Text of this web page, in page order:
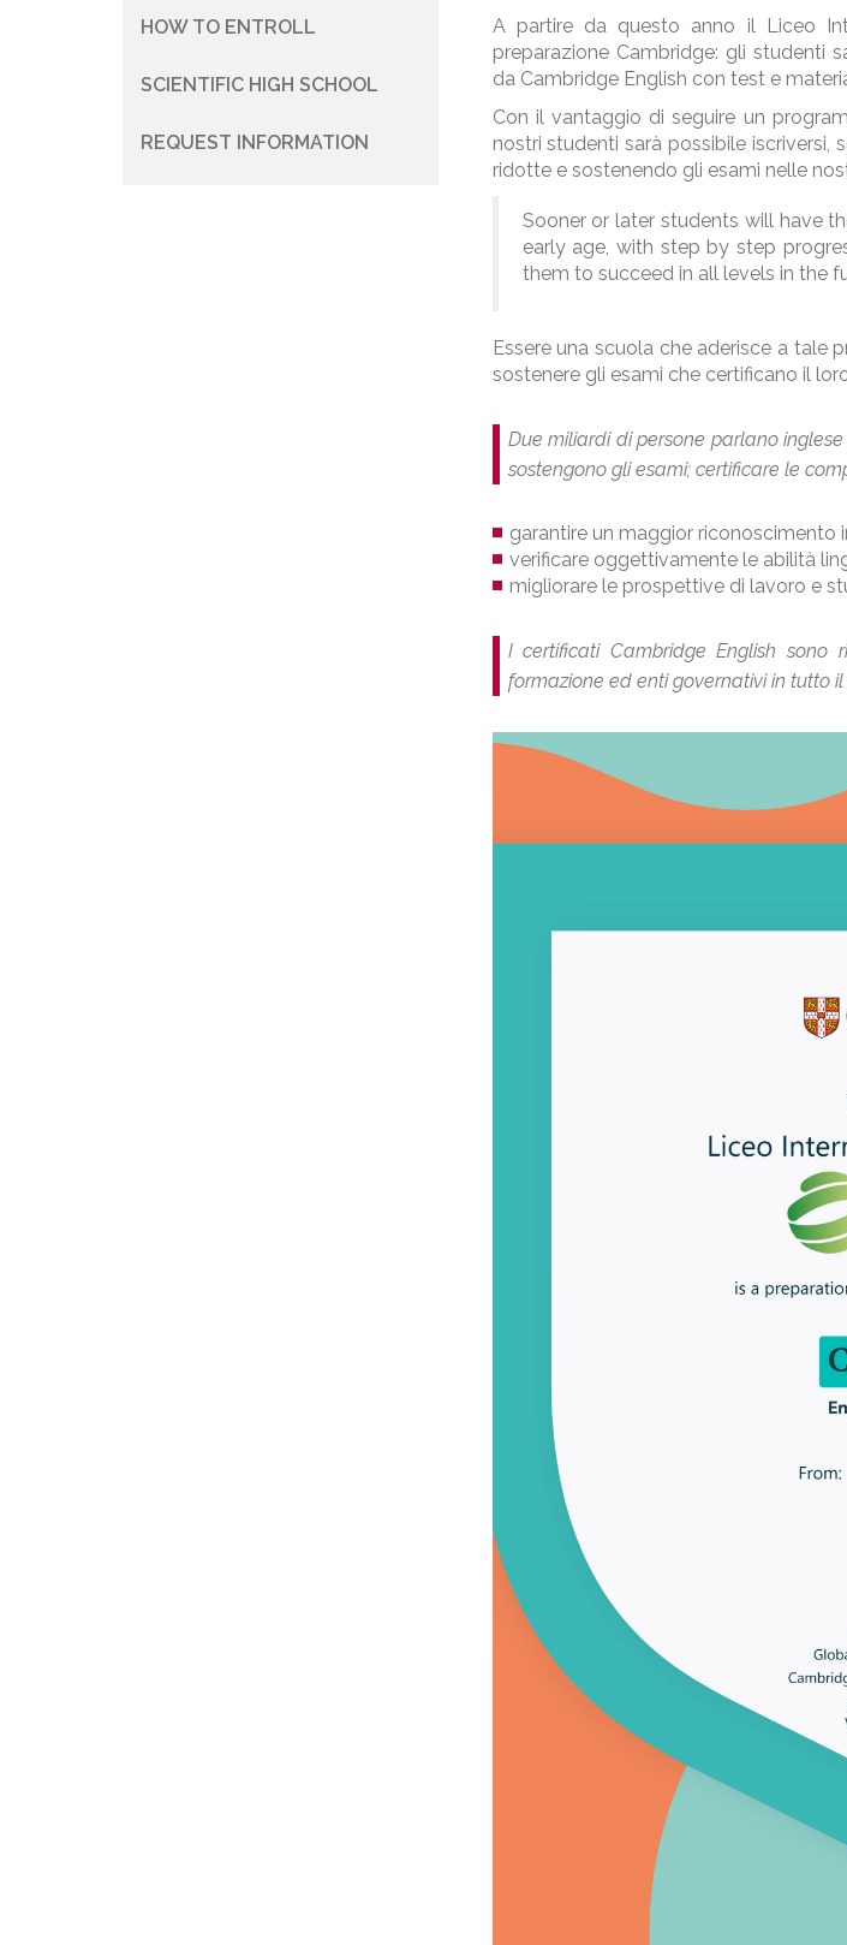
HOW TO ENTROLL
SCIENTIFIC HIGH SCHOOL
REQUEST INFORMATION
A partire da questo anno il Liceo
preparazione Cambridge: gli studenti
da Cambridge English con test e
Con il vantaggio di seguire un
nostri studenti sarà possibile
ridotte e sostenendo gli esami nelle
Sooner or later students will have
early age, with step by step
them to succeed in all levels in the
Essere una scuola che aderisce a tale
sostenere gli esami che certificano il
Due miliardi di persone parlano
sostengono gli esami; certificare le
garantire un maggior riconoscimento
verificare oggettivamente le abilità
migliorare le prospettive di lavoro e
I certificati Cambridge English sono
formazione ed enti governativi in tutto il